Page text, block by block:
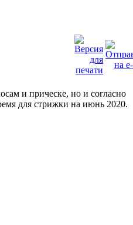
и прическе, но и согласно
для стрижки на июнь 2020.